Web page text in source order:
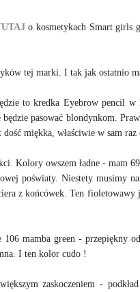
o kosmetykach Smart girls
tej marki. I tak jak ostatnio
to kredka Eyebrow pencil
pasować blondynkom.
miękka, właściwie w sam
Kolory owszem ładne - mam
poświaty. Niestety musimy
z końcówek. Ten fioletowawy
mamba green - przepiękny
I ten kolor cudo !
zaskoczeniem - podkład